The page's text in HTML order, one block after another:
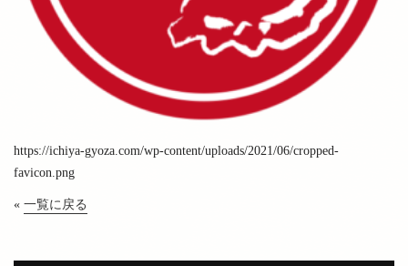
https://ichiya-gyoza.com/wp-content/uploads/2021/06/cropped-
favicon.png
« 一覧に戻る